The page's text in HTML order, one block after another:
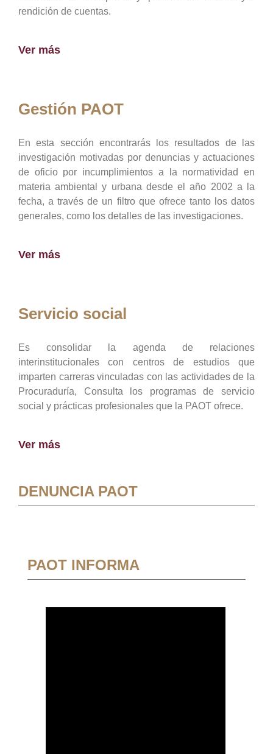
rendición de cuentas.
Ver más
Gestión PAOT
En esta sección encontrarás los resultados de las
investigación motivadas por denuncias y actuaciones
de oficio por incumplimientos a la normatividad en
materia ambiental y urbana desde el año 2002 a la
fecha, a través de un filtro que ofrece tanto los datos
generales, como los detalles de las investigaciones.
Ver más
Servicio social
Es consolidar la agenda de relaciones
interinstitucionales con centros de estudios que
imparten carreras vinculadas con las actividades de la
Procuraduría, Consulta los programas de servicio
social y prácticas profesionales que la PAOT ofrece.
Ver más
DENUNCIA PAOT
PAOT INFORMA